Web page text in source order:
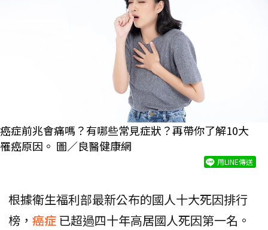
癌症前兆會痛嗎？有哪些常見症狀？再帶你了解10大
罹癌原因。 圖／良醫健康網
用LINE傳送
根據衛生福利部最新公布的國人十大死因排行
榜， 癌症 已超過四十年高居國人死因第一名。